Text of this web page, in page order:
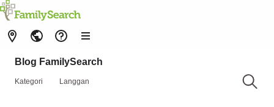
Blog FamilySearch
Kategori Langgan